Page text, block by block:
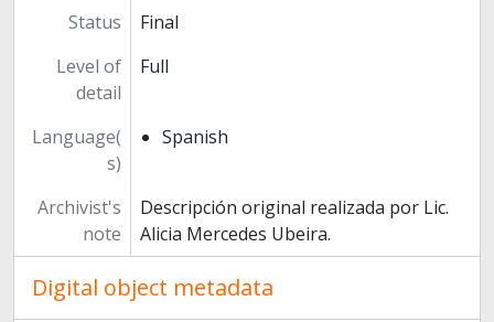
Status
Final
Level of
detail
Full
Language(
s)
Spanish
Archivist's
note
Descripción original realizada por Lic.
Alicia Mercedes Ubeira.
Digital object metadata